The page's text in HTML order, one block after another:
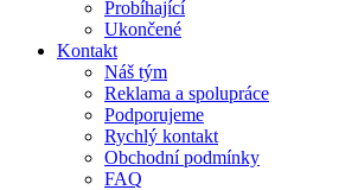
Probíhající
Ukončené
Kontakt
Náš tým
Reklama a spolupráce
Podporujeme
Rychlý kontakt
Obchodní podmínky
FAQ